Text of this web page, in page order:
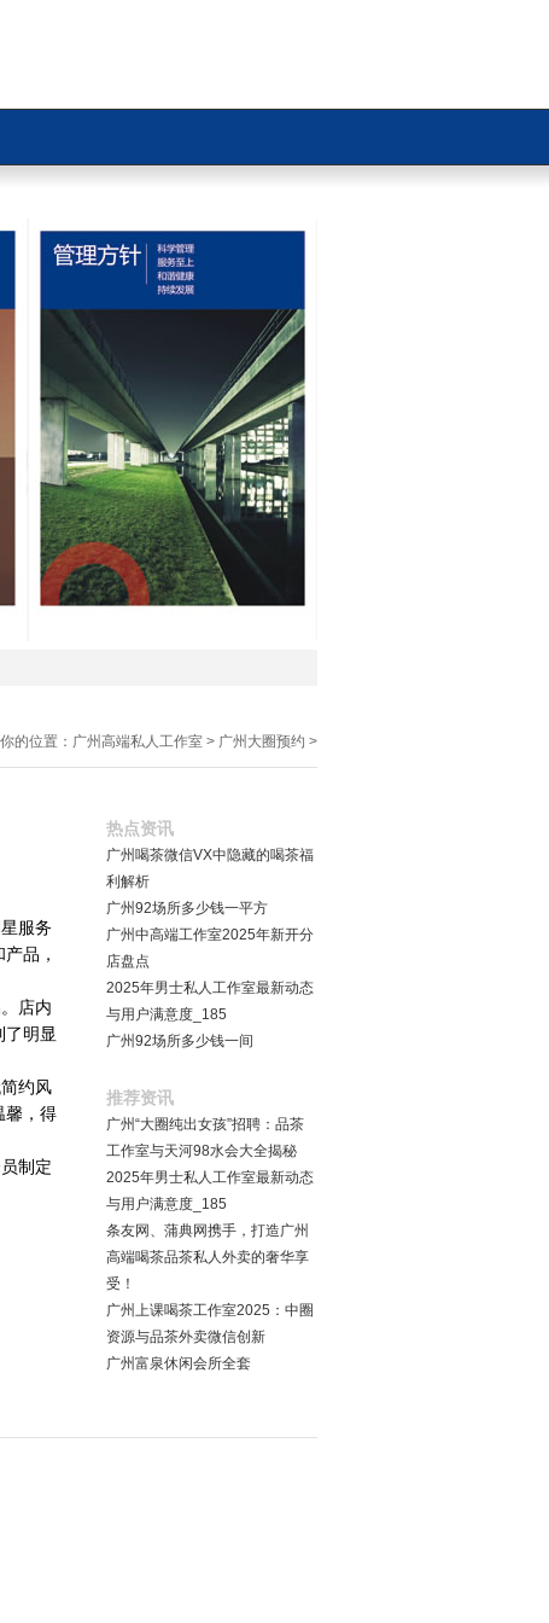
你的位置： 广州高端私人工作室 > 广州大圈预约 >
服务
品，
店内
明显
约风
馨，得
制定
热点资讯
广州喝茶微信VX中隐藏的喝茶福
利解析
广州92场所多少钱一平方
广州中高端工作室2025年新开分
店盘点
2025年男士私人工作室最新动态
与用户满意度_185
广州92场所多少钱一间
推荐资讯
广州“大圈纯出女孩”招聘：品茶
工作室与天河98水会大全揭秘
2025年男士私人工作室最新动态
与用户满意度_185
条友网、蒲典网携手，打造广州
高端喝茶品茶私人外卖的奢华享
受！
广州上课喝茶工作室2025：中圈
资源与品茶外卖微信创新
广州富泉休闲会所全套